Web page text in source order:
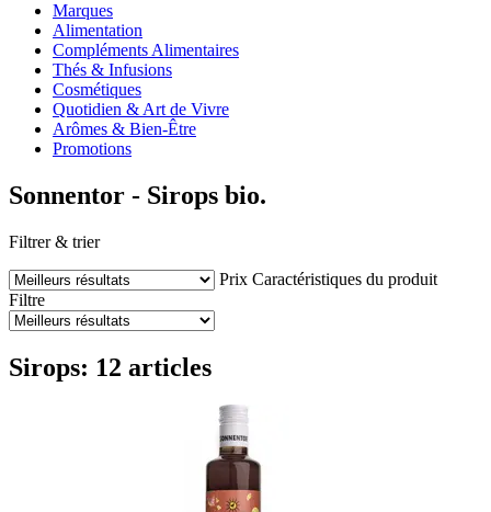
Marques
Alimentation
Compléments Alimentaires
Thés & Infusions
Cosmétiques
Quotidien & Art de Vivre
Arômes & Bien-Être
Promotions
Sonnentor - Sirops bio.
Filtrer & trier
Prix Caractéristiques du produit
Filtre
Sirops: 12 articles